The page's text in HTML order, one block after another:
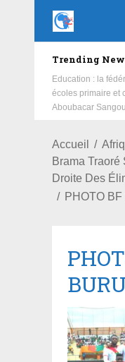
Trending
Education : la
écoles primaire et
Aboubacar
Accueil
Brama Traoré
Droite Des
PHOTO BF